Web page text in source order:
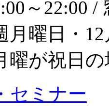
～22:00 /
曜日・12
日の場
セミナー